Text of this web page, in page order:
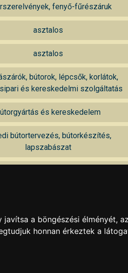
fenyő-fűrészáruk
asztalos
asztalos
bútorok, lépcsők, korlátok,
és kereskedelmi szolgáltatás
és kereskedelem
bútortervezés, bútorkészítés,
lapszabászat
orvosi rendelők, üzletbelsők
a böngészési élményét,
honnan érkeztek a